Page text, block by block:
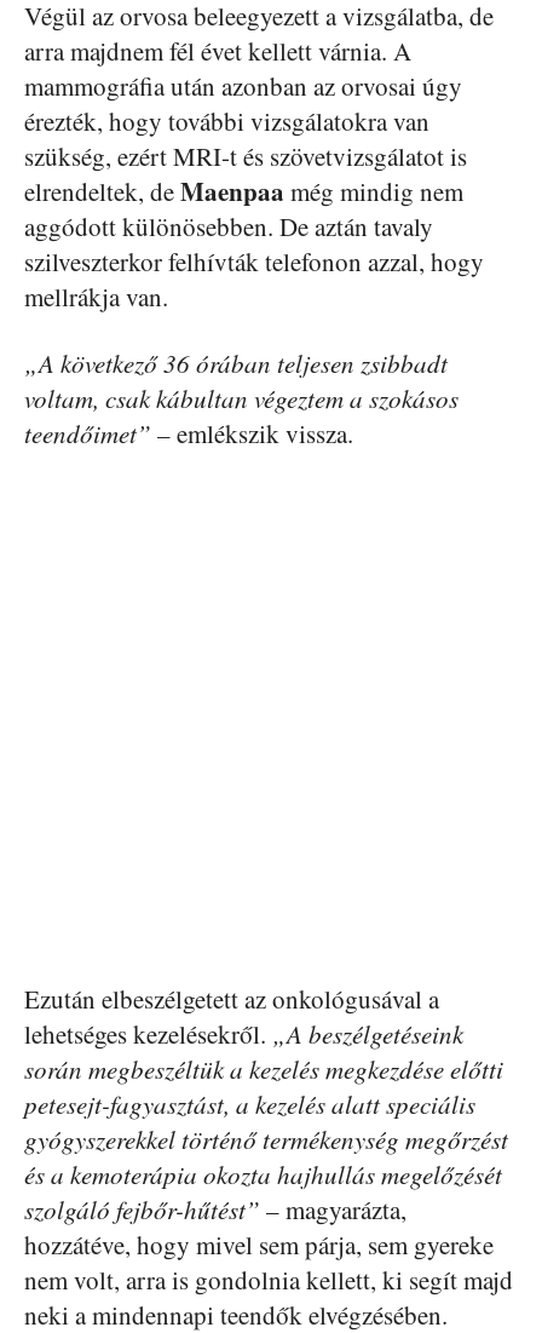
Végül az orvosa beleegyezett a vizsgálatba, de
arra majdnem fél évet kellett várnia. A
mammográfia után azonban az orvosai úgy
érezték, hogy további vizsgálatokra van
szükség, ezért MRI-t és szövetvizsgálatot is
elrendeltek, deMaenpaa még mindig nem
aggódott különösebben. De aztán tavaly
szilveszterkor felhívták telefonon azzal, hogy
mellrákja van.
„A következő 36 órában teljesen zsibbadt
voltam, csak kábultan végeztem a szokásos
teendőimet” –emlékszik vissza.
Ezután elbeszélgetett az onkológusával a
lehetséges kezelésekről. „A beszélgetéseink
során megbeszéltük a kezelés megkezdése előtti
petesejt-fagyasztást, a kezelés alatt speciális
gyógyszerekkel történő termékenység megőrzést
és a kemoterápia okozta hajhullás megelőzését
szolgáló fejbőr-hűtést” – magyarázta,
hozzátéve, hogy mivel sem párja, sem gyereke
nem volt, arra is gondolnia kellett, ki segít majd
neki a mindennapi teendők elvégzésében.